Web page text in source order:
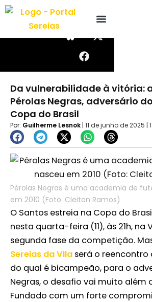
I
t
r
a
m
h
t
p
-
w
t
r
e
b
o
o
Da vulnerabilidade à vitória:
Pérolas Negras, adversário
Copa do Brasil
Por: Guilherme Lesnok | 11 de junho de 2025 |
Pérolas Negras é uma academia de
em 2010 (Foto: Cleiton Ramos)
O Santos estreia na Copa do
nesta quarta-feira (11), às 21h, na
segunda fase da competição.
Sereias da Vila será o
do qual é bicampeão, para o
Negras, o desafio vai muito além
Fundado com um forte